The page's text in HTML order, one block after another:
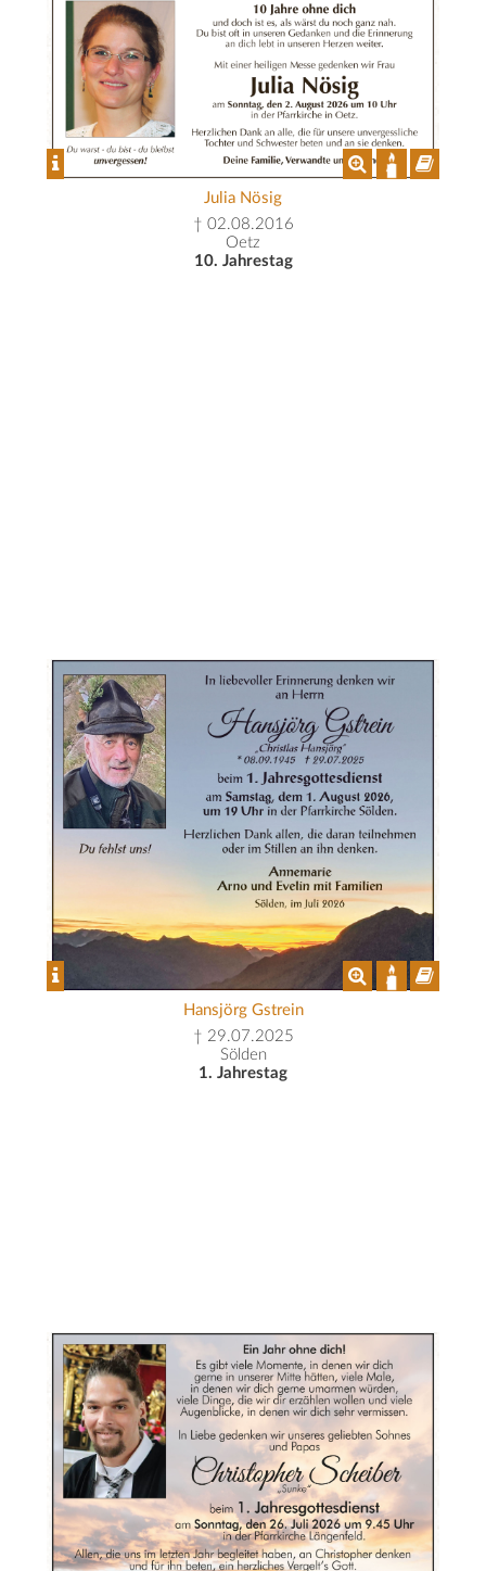
Julia Nösig
† 02.08.2016
Oetz
10. Jahrestag
Hansjörg Gstrein
† 29.07.2025
Sölden
1. Jahrestag